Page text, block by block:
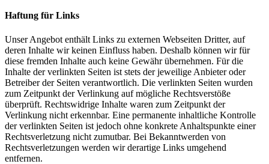
Haftung für Links
Unser Angebot enthält Links zu externen Webseiten Dritter, auf
deren Inhalte wir keinen Einfluss haben. Deshalb können wir für
diese fremden Inhalte auch keine Gewähr übernehmen. Für die
Inhalte der verlinkten Seiten ist stets der jeweilige Anbieter oder
Betreiber der Seiten verantwortlich. Die verlinkten Seiten wurden
zum Zeitpunkt der Verlinkung auf mögliche Rechtsverstöße
überprüft. Rechtswidrige Inhalte waren zum Zeitpunkt der
Verlinkung nicht erkennbar. Eine permanente inhaltliche Kontrolle
der verlinkten Seiten ist jedoch ohne konkrete Anhaltspunkte einer
Rechtsverletzung nicht zumutbar. Bei Bekanntwerden von
Rechtsverletzungen werden wir derartige Links umgehend
entfernen.